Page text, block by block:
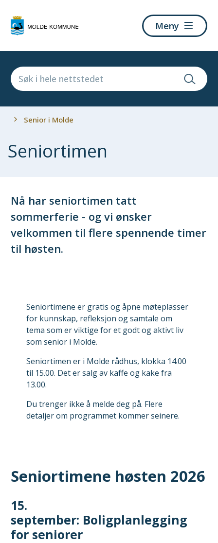
kommune
Meny
Du
Senior i Molde
Seniortimen
Nå har seniortimen tatt
sommerferie - og vi ønsker
velkommen til flere spennende timer
til høsten.
Seniortimene er gratis og åpne møteplasser
for kunnskap, refleksjon og samtale om
tema som er viktige for et godt og aktivt liv
som senior i Molde.
Seniortimen er i Molde rådhus, klokka 14.00
til 15.00. Det er salg av kaffe og kake fra
13.00.
Du trenger ikke å melde deg på. Flere
detaljer om programmet kommer seinere.
Seniortimene høsten 2026
15.
september: Boligplanlegging
for seniorer